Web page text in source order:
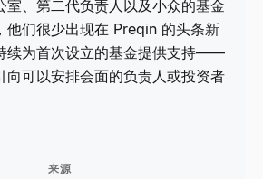
室、第二代负责人以及小众的基金
他们很少出现在 Preqin 的头条新
续为首次设立的基金提供支持——
向可以安排会面的负责人或投资者
来源